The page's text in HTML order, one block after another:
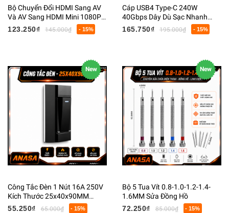
Bộ Chuyển Đổi HDMI Sang AV
Và AV Sang HDMI Mini 1080P
RCA Audio Video
123.250₫ 145.000₫ - 15%
Cáp USB4 Type-C 240W
40Gbps Dây Dù Sạc Nhanh
Truyền Dữ Liệu Cao Cấp
165.750₫ 195.000₫ - 15%
New
Công Tắc Đèn 1 Nút 16A 250V
Kích Thước 25x40x90MM
Nhựa PC Chống Cháy
55.250₫ 65.000₫ - 15%
New
Bộ 5 Tua Vít 0.8-1.0-1.2-1.4-
1.6MM Sửa Đồng Hồ
72.250₫
85.000₫ - 15%